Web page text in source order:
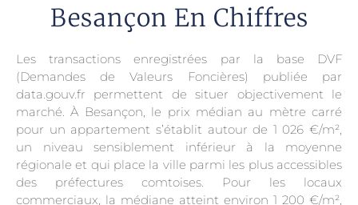
Besançon En Chiffres
Les transactions enregistrées par la base DVF
(Demandes de Valeurs Foncières) publiée par
data.gouv.fr permettent de situer objectivement le
marché. À Besançon, le prix médian au mètre carré
pour un appartement s’établit autour de 1 026 €/m²,
un niveau sensiblement inférieur à la moyenne
régionale et qui place la ville parmi les plus accessibles
des préfectures comtoises. Pour les locaux
commerciaux, la médiane atteint environ 1 200 €/m²,